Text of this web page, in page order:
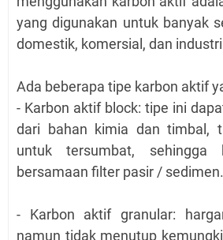
yang digunakan untuk banyak
domestik, komersial, dan
Ada beberapa tipe karbon aktif
- Karbon aktif block: tipe ini
dari bahan kimia dan timbal,
untuk tersumbat, sehingga
bersamaan filter pasir / sedimen.
- Karbon aktif granular:
namun tidak menutup